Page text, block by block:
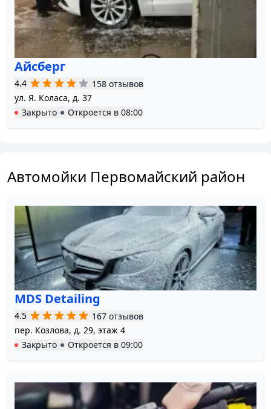
Айсберг
4.4
158 отзывов
ул. Я. Коласа, д. 37
Закрыто
Откроется в 08:00
Автомойки Первомайский район
MDS Detailing
4.5
167 отзывов
пер. Козлова, д. 29, этаж 4
Закрыто
Откроется в 09:00